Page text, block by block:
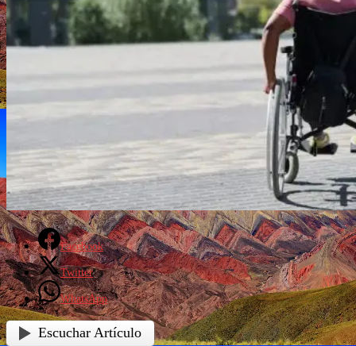
Facebook
Twitter
WhatsApp
Escuchar Artículo